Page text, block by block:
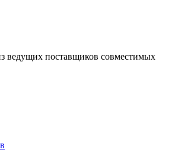
ведущих поставщиков совместимых